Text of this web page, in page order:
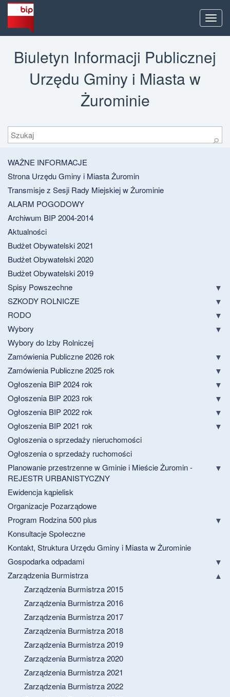
Menu
Biuletyn Informacji Publicznej
Urzędu Gminy i Miasta w
Żurominie
Szukaj
⚲
WAŻNE INFORMACJE
Strona Urzędu Gminy i Miasta Żuromin
Transmisje z Sesji Rady Miejskiej w Żurominie
ALARM POGODOWY
Archiwum BIP 2004-2014
Aktualności
Budżet Obywatelski 2021
Budżet Obywatelski 2020
Budżet Obywatelski 2019
Spisy Powszechne
SZKODY ROLNICZE
RODO
Wybory
Wybory do Izby Rolniczej
Zamówienia Publiczne 2026 rok
Zamówienia Publiczne 2025 rok
Ogłoszenia BIP 2024 rok
Ogłoszenia BIP 2023 rok
Ogłoszenia BIP 2022 rok
Ogłoszenia BIP 2021 rok
Ogłoszenia o sprzedaży nieruchomości
Ogłoszenia o sprzedaży ruchomości
Planowanie przestrzenne w Gminie i Mieście Żuromin -
REJESTR URBANISTYCZNY
Ewidencja kąpielisk
Organizacje Pozarządowe
Program Rodzina 500 plus
Konsultacje Społeczne
Kontakt, Struktura Urzędu Gminy i Miasta w Żurominie
Gospodarka odpadami
Zarządzenia Burmistrza
Zarządzenia Burmistrza 2015
Zarządzenia Burmistrza 2016
Zarządzenia Burmistrza 2017
Zarządzenia Burmistrza 2018
Zarządzenia Burmistrza 2019
Zarządzenia Burmistrza 2020
Zarządzenia Burmistrza 2021
Zarządzenia Burmistrza 2022